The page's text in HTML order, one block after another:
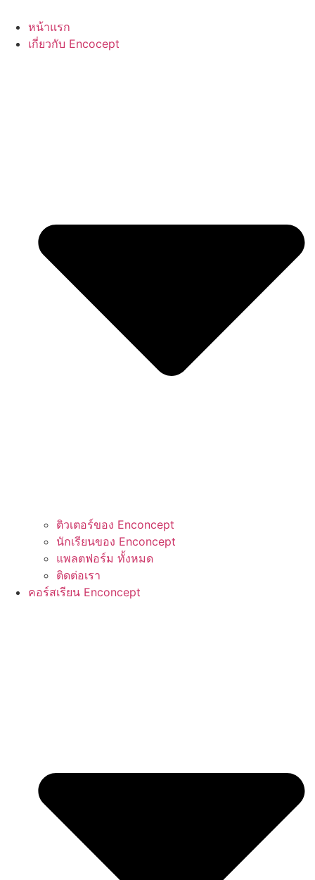
หน้าแรก
เกี่ยวกับ Encocept
ติวเตอร์ของ Enconcept
นักเรียนของ Enconcept
แพลตฟอร์ม ทั้งหมด
ติดต่อเรา
คอร์สเรียน Enconcept